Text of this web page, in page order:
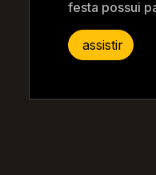
festa possui
assistir